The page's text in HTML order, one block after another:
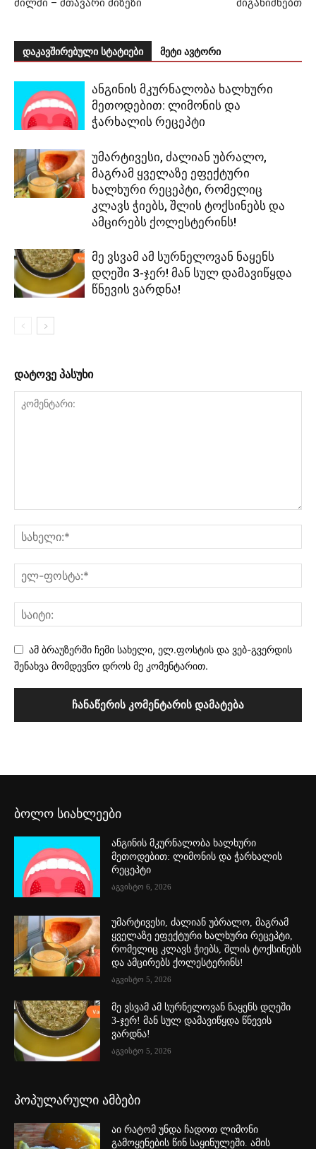
ძილში – მთავარი მიზეზი მიგანიშნებთ
დაკავშირებული სტატიები მეტი ავტორი
ანგინის მკურნალობა ხალხური
მეთოდებით: ლიმონის და
ჭარხალის რეცეპტი
უმარტივესი, ძალიან უბრალო,
მაგრამ ყველაზე ეფექტური
ხალხური რეცეპტი, რომელიც
კლავს ჭიებს, შლის ტოქსინებს და
ამცირებს ქოლესტერინს!
მე ვსვამ ამ სურნელოვან ნაყენს
დღეში 3-ჯერ! მან სულ დამავიწყდა
წნევის ვარდნა!
დატოვე პასუხი
ამ ბრაუზერში ჩემი სახელი, ელ.ფოსტის და ვებ-გვერდის
შენახვა მომდევნო დროს მე კომენტარით.
ბოლო სიახლეები
ანგინის მკურნალობა ხალხური
მეთოდებით: ლიმონის და ჭარხალის
რეცეპტი
აგვისტო 6, 2026
უმარტივესი, ძალიან უბრალო, მაგრამ
ყველაზე ეფექტური ხალხური რეცეპტი,
რომელიც კლავს ჭიებს, შლის ტოქსინებს
და ამცირებს ქოლესტერინს!
აგვისტო 5, 2026
მე ვსვამ ამ სურნელოვან ნაყენს დღეში
3-ჯერ! მან სულ დამავიწყდა წნევის
ვარდნა!
აგვისტო 5, 2026
პოპულარული ამბები
აი რატომ უნდა ჩადოთ ლიმონი
გამოყენების წინ საყინულეში. ამის